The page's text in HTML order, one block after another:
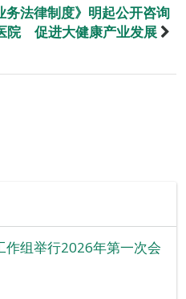
务法律制度》明起公开咨询
院 促进大健康产业发展
作组举行2026年第一次会